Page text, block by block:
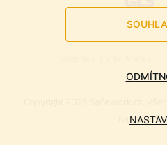
nastavení